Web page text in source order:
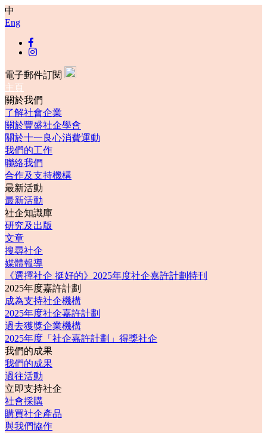
中
Eng
電子郵件訂閱
主頁
關於我們
了解社會企業
關於豐盛社企學會
關於十一良心消費運動
我們的工作
聯絡我們
合作及支持機構
最新活動
最新活動
社企知識庫
研究及出版
文章
搜尋社企
媒體報導
《選擇社企 挺好的》2025年度社企嘉許計劃特刊
2025年度嘉許計劃
成為支持社企機構
2025年度社企嘉許計劃
過去獲獎企業機構
2025年度「社企嘉許計劃」得獎社企
我們的成果
我們的成果
過往活動
立即支持社企
社會採購
購買社企產品
與我們協作